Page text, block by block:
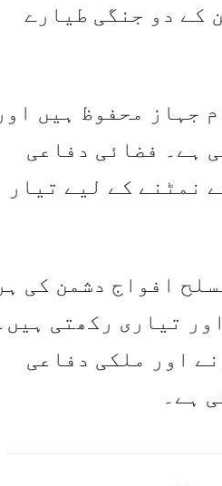
کے دو جنگی طیارے
جہاز محفوظ ہیں اور
ہے۔ فضائی دفاعی
نمٹنے کے لیے تیار
افواج دشمن کی ہر
تیاری رکھتی ہیں۔
اور ملکی دفاعی
ہے۔